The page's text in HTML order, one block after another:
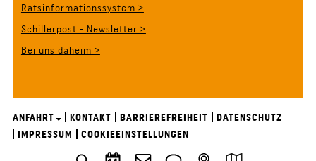
Ratsinformationssystem >
Schillerpost - Newsletter >
Bei uns daheim >
ANFAHRT KONTAKT BARRIEREFREIHEIT
DATENSCHUTZ
IMPRESSUM
COOKIEEINSTELLUNGEN